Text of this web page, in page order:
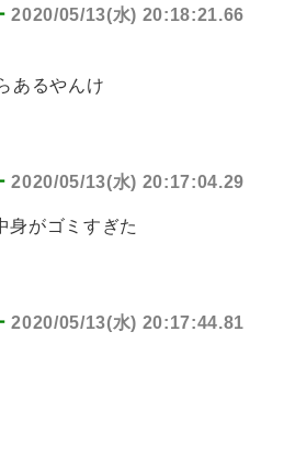
2020/05/13(水) 20:18:21.66
あるやんけ
2020/05/13(水) 20:17:04.29
身がゴミすぎた
2020/05/13(水) 20:17:44.81